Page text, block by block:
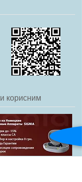
корисним